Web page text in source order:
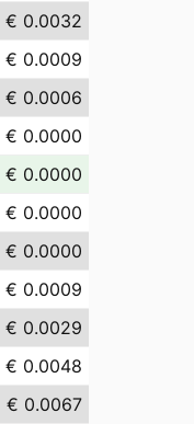
€ 0.0032
€ 0.0009
€ 0.0006
€ 0.0000
€ 0.0000
€ 0.0000
€ 0.0000
€ 0.0009
€ 0.0029
€ 0.0048
€ 0.0067